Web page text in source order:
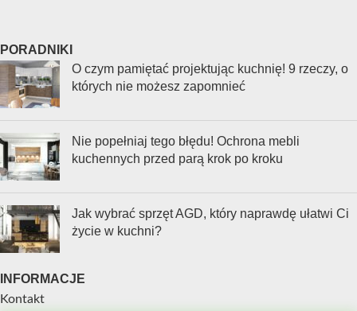
PORADNIKI
O czym pamiętać projektując kuchnię! 9 rzeczy, o
których nie możesz zapomnieć
Nie popełniaj tego błędu! Ochrona mebli
kuchennych przed parą krok po kroku
Jak wybrać sprzęt AGD, który naprawdę ułatwi Ci
życie w kuchni?
INFORMACJE
Kontakt